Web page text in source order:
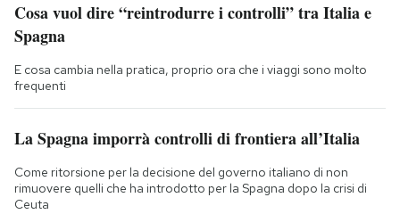
Cosa vuol dire “reintrodurre i controlli” tra Italia e
Spagna
E cosa cambia nella pratica, proprio ora che i viaggi sono molto
frequenti
La Spagna imporrà controlli di frontiera all’Italia
Come ritorsione per la decisione del governo italiano di non
rimuovere quelli che ha introdotto per la Spagna dopo la crisi di
Ceuta